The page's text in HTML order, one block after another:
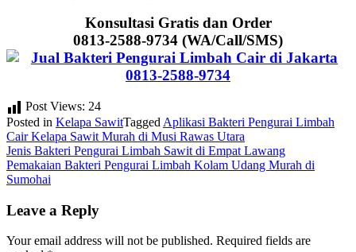
Konsultasi Gratis dan Order
0813-2588-9734 (WA/Call/SMS)
Post Views: 24
Posted in Kelapa SawitTagged Aplikasi Bakteri Pengurai Limbah
Cair Kelapa Sawit Murah di Musi Rawas Utara
Post
navigation
Jenis Bakteri Pengurai Limbah Sawit di Empat Lawang
Pemakaian Bakteri Pengurai Limbah Kolam Udang Murah di
Sumohai
Leave a Reply
Your email address will not be published. Required fields are